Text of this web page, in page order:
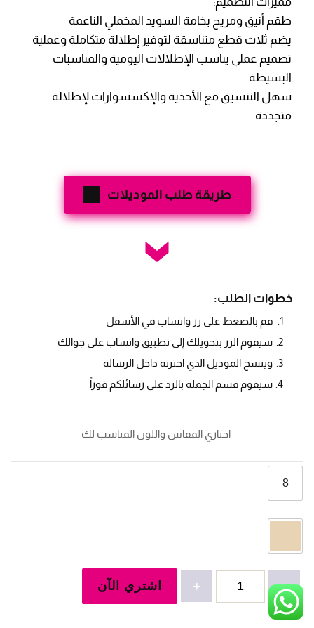
طقم أنيق ومريح بخامة السويد المخملي الناعمة
يضم ثلاث قطع متناسقة لتوفير إطلالة متكاملة وعملية
تصميم عملي يناسب الإطلالات اليومية والمناسبات
البسيطة
سهل التنسيق مع الأحذية والإكسسوارات لإطلالة
متجددة
طريقة طلب الموديلات
خطوات الطلب:
قم بالضغط على زر واتساب في الأسفل
سيقوم الزر بتحويلك إلى تطبيق واتساب على جوالك
وينسخ الموديل الذي اخترته داخل الرسالة
سيقوم قسم الجملة بالرد على رسائلكم فوراً
8
-
+ اشتري الآن